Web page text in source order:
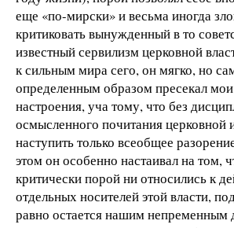
еще «по-мирски» и весьма иногда
критиковать вынужденный в то
известный сервилизм церковной
к сильным мира сего, он мягко, но
определенным образом пресекал
настроения, уча тому, что без
осмысленного почитания церковной
наступить только всеобщее
этом он особенно настаивал на том,
критически порой ни относились к
отдельных носителей этой власти,
равно остается нашим непременным